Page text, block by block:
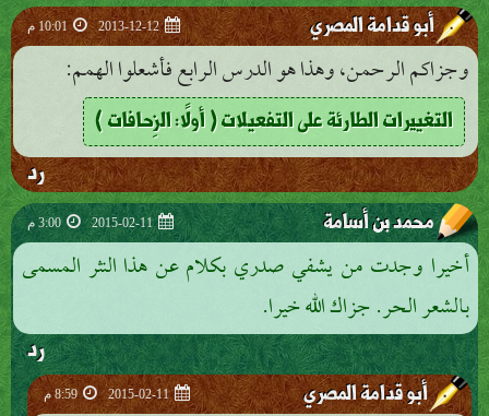
أبو قدامة المصري 2013-12-12 10:01 م
وجزاكم الرحمن، وهذا هو الدرس الرابع فأشعلوا الهمم:
التغييرات الطارئة على التفعيلات ( أولًا: الزِحافات )
رد
محمد بن أسامة 2015-02-11 3:00 م
أخيرا وجدت من يشفي صدري بكلام عن هذا النثر المسمى
بالشعر الحر. جزاك الله خيرا.
رد
أبو قدامة المصري 2015-02-11 8:59 م